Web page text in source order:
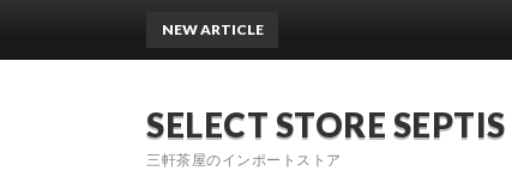
SELECT STORE SEPTIS
三軒茶屋のインポートストア
NEW ARTICLE